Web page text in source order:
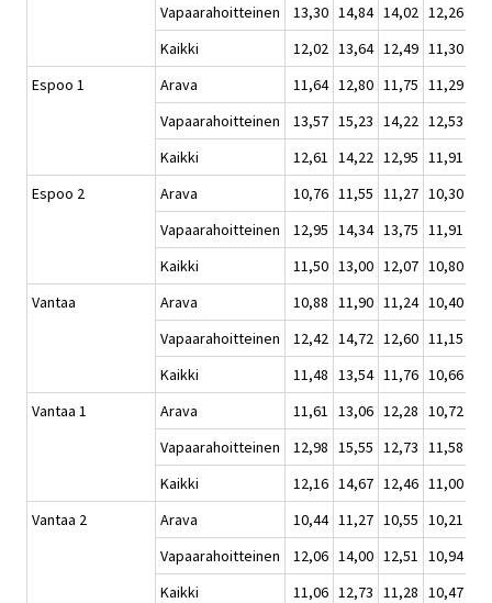
Vapaarahoitteinen
13,30 14,84 14,02 12,26
Kaikki
12,02 13,64 12,49 11,30
Espoo 1
Arava 11,64 12,80 11,75 11,29
Vapaarahoitteinen
13,57 15,23 14,22 12,53
Kaikki
12,61 14,22 12,95 11,91
Espoo 2
Arava 10,76 11,55 11,27 10,30
Vapaarahoitteinen
12,95 14,34 13,75 11,91
Kaikki
11,50 13,00 12,07 10,80
Vantaa
Arava 10,88 11,90 11,24 10,40
Vapaarahoitteinen
12,42 14,72 12,60 11,15
Kaikki
11,48 13,54 11,76 10,66
Vantaa 1
Arava 11,61 13,06 12,28 10,72
Vapaarahoitteinen
12,98 15,55 12,73 11,58
Kaikki
12,16 14,67 12,46 11,00
Vantaa 2
Arava 10,44 11,27 10,55 10,21
Vapaarahoitteinen
12,06 14,00 12,51 10,94
Kaikki
11,06 12,73 11,28 10,47